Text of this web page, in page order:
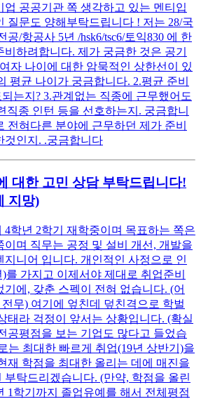
업 공공기관 쪽 생각하고 있는 멘티입
질문도 양해부탁드립니다 ! 저는 28/국
공/항공사 5년 /hsk6/tsc6/토익830 에 한
비하려합니다. 제가 궁금한 것은 공기
자 나이에 대한 암묵적인 상한선이 있
평균 나이가 궁금합니다. 2.평균 준비
는지? 3.관계없는 직종에 근무했어도
직종 인턴 등을 선호하는지. 궁금합니
전혀다른 분야에 근무하던 제가 준비
것인지. .궁금합니다
대한 고민 상담 부탁드립니다!
지망)
4학년 2학기 재학중이며 목표하는 쪽은
이며 직무는 공정 및 설비 개선, 개발을
지니어 입니다. 개인적인 사정으로 인
를 가지고 이제서야 제대로 취업준비
기에, 갖춘 스펙이 전혀 없습니다. (어
무) 여기에 엎친데 덮친격으로 학벌
태라 걱정이 앞서는 상황입니다. (확실
공평점을 보는 기업도 많다고 들었습
는 최대한 빠르게 취업(19년 상반기)을
재 학점을 최대한 올리는 데에 매진을
부탁드리겠습니다. (만약, 학점을 올린
1학기까지 졸업유예를 해서 전체평점